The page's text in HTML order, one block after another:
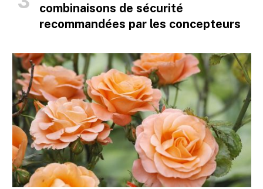
combinaisons de sécurité
recommandées par les concepteurs